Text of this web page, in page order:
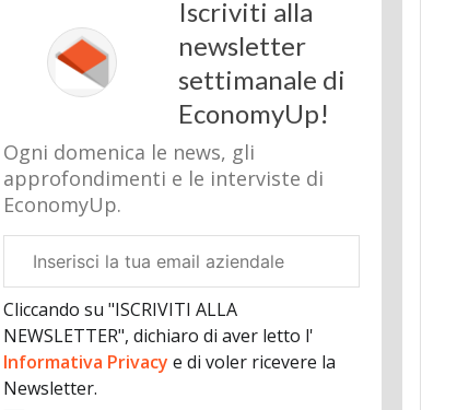
Iscriviti alla
newsletter
settimanale di
EconomyUp!
Ogni domenica le news, gli
approfondimenti e le interviste di
EconomyUp.
aziendale
Cliccando su "ISCRIVITI ALLA
NEWSLETTER", dichiaro di aver letto l'
Informativa Privacy e di voler ricevere la
Newsletter.